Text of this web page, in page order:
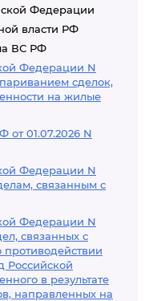
Федерации
власти РФ
ВС РФ
Федерации N
сделок,
на жилые
01.07.2026 N
Федерации N
связанным с
Федерации N
связанных с
противодействии
Российской
в результате
направленных на